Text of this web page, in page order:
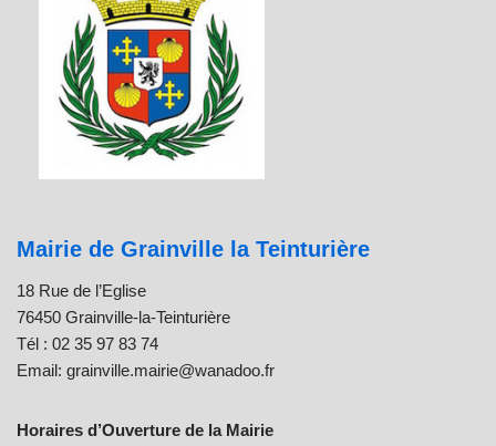
Mairie de Grainville la Teinturière
18 Rue de l’Eglise
76450 Grainville-la-Teinturière
Tél : 02 35 97 83 74
Email: grainville.mairie@wanadoo.fr
Horaires d’Ouverture de la Mairie